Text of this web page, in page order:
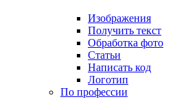
Изображения
Получить текст
Обработка фото
Статьи
Написать код
Логотип
По профессии